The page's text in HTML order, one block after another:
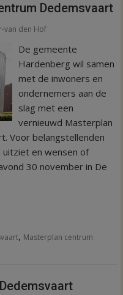
Dedemsvaart
van den Hof
De gemeente
Hardenberg wil samen
met de inwoners en
ondernemers aan de
slag met een
vernieuwd Masterplan
Voor belangstellenden
uitziet en wensen of
30 november in De
, Masterplan centrum